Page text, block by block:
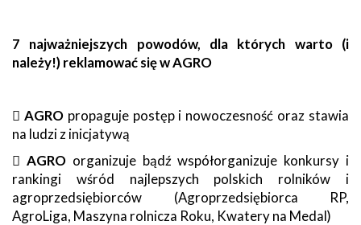
7 najważniejszych powodów, dla których warto (i
należy!) reklamować się w AGRO
 AGROpropaguje postęp i nowoczesność oraz stawia
na ludzi z inicjatywą
 AGROorganizuje bądź współorganizuje konkursy i
rankingi wśród najlepszych polskich rolników i
agroprzedsiębiorców (Agroprzedsiębiorca RP,
AgroLiga, Maszyna rolnicza Roku, Kwatery na Medal)